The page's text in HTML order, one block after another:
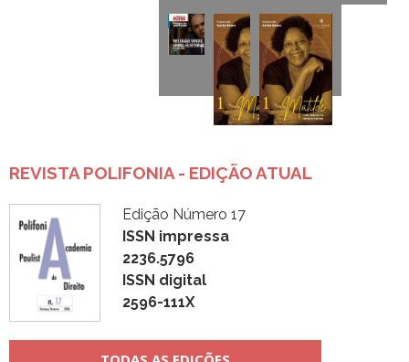
REVISTA POLIFONIA - EDIÇÃO ATUAL
Edição Número 17
ISSN impressa
2236.5796
ISSN digital
2596-111X